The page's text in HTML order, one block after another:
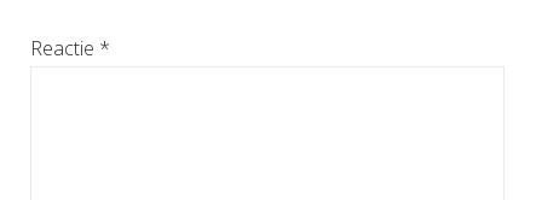
Reactie *